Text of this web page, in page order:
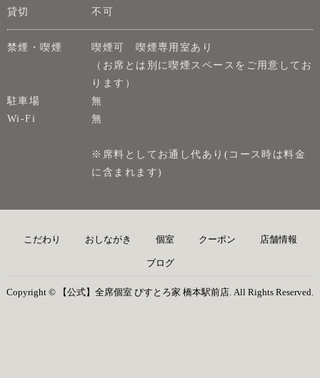
貸切
不可
禁煙・喫煙
喫煙可 喫煙専用室あり
（お席とは別に喫煙スペースをご用意してお
ります）
駐車場
無
Wi-Fi
無
※席料としてお通し代あり(コース時は料金
に含まれます)
こだわり おしながき 個室 クーポン 店舗情報
ブログ
Copyright © 【公式】全席個室 びすとろ家 橋本駅前店. All Rights Reserved.